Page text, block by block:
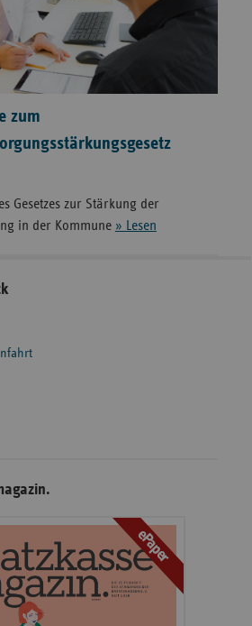
zum
Gesetzes zur Stärkung der
in der Kommune » Lesen
ePaper